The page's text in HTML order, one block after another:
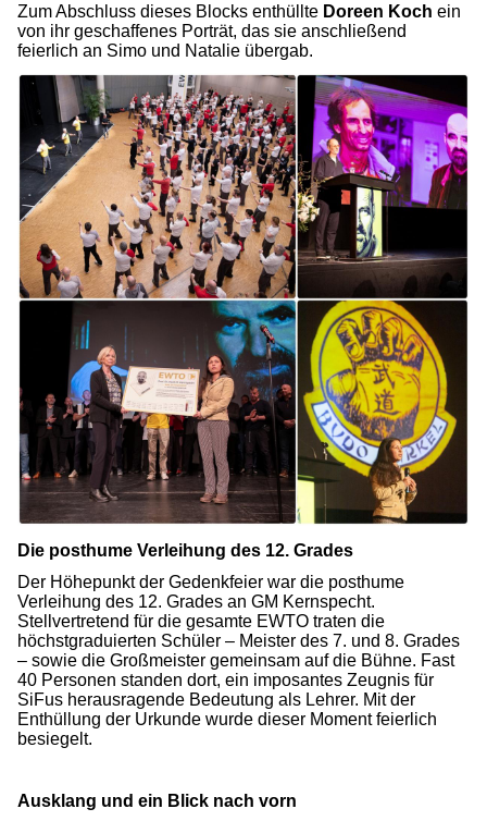
Zum Abschluss dieses Blocks enthüllte Doreen Koch ein
von ihr geschaffenes Porträt, das sie anschließend
feierlich an Simo und Natalie übergab.
Die posthume Verleihung des 12. Grades
Der Höhepunkt der Gedenkfeier war die posthume
Verleihung des 12. Grades an GM Kernspecht.
Stellvertretend für die gesamte EWTO traten die
höchstgraduierten Schüler – Meister des 7. und 8. Grades
– sowie die Großmeister gemeinsam auf die Bühne. Fast
40 Personen standen dort, ein imposantes Zeugnis für
SiFus herausragende Bedeutung als Lehrer. Mit der
Enthüllung der Urkunde wurde dieser Moment feierlich
besiegelt.
Ausklang und ein Blick nach vorn